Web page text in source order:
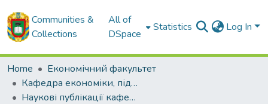
Communities &
Collections
All of
DSpace
Statistics Log In
Home
Економічний факультет
Кафедра економіки, підприємництва та готельно-ресторанної справи
Наукові публікації кафедри ЕП